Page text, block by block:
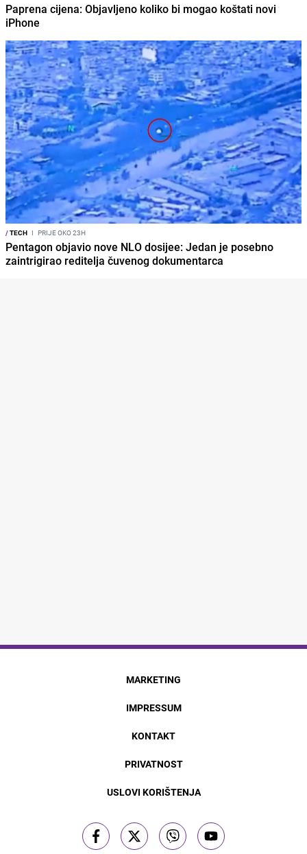
Paprena cijena: Objavljeno koliko bi mogao koštati novi
iPhone
/TECH I PRIJE OKO 23H
Pentagon objavio nove NLO dosijee: Jedan je posebno
zaintrigirao reditelja čuvenog dokumentarca
MARKETING
IMPRESSUM
KONTAKT
PRIVATNOST
USLOVI KORIŠTENJA